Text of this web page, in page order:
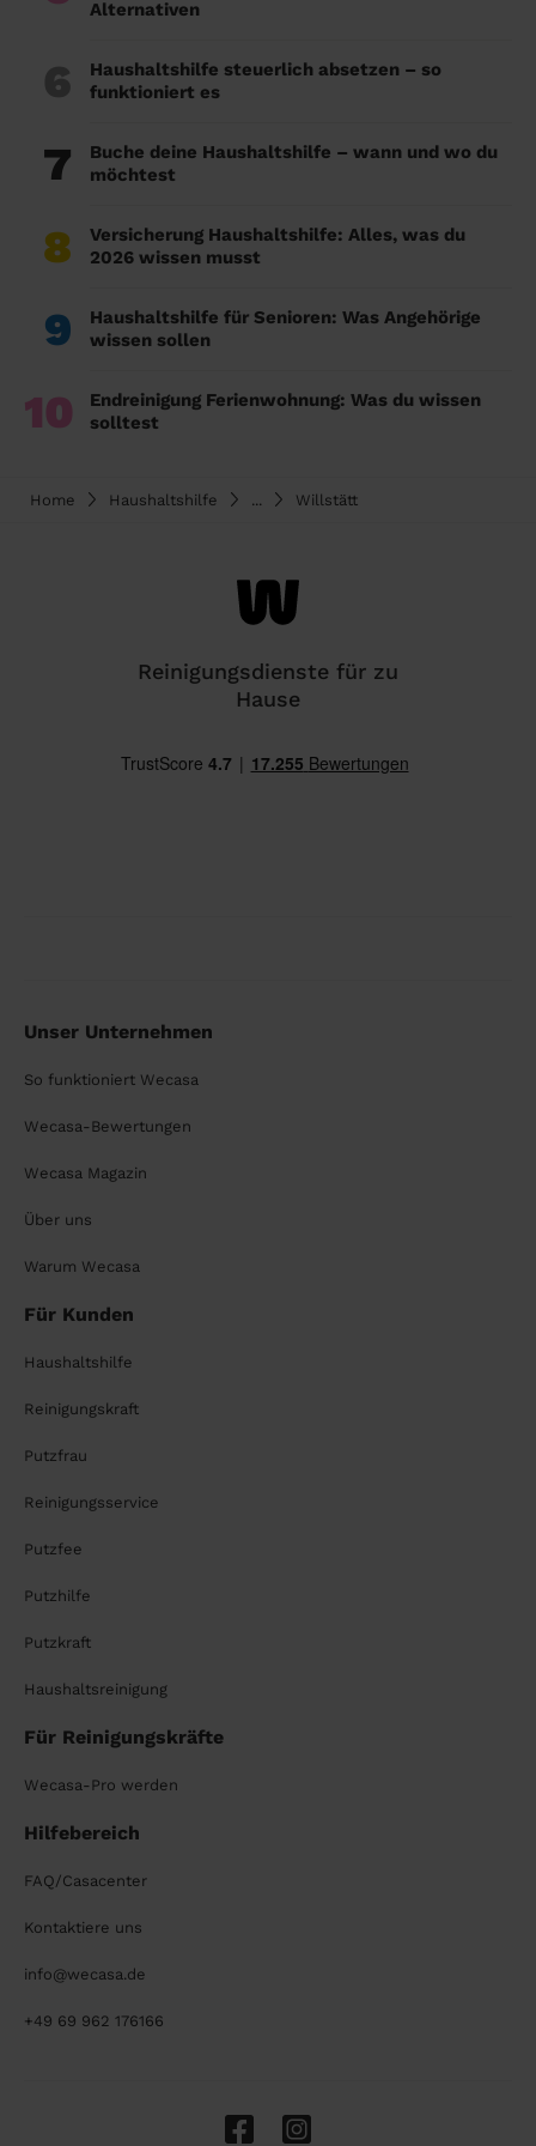
Alternativen
6
Haushaltshilfe steuerlich absetzen – so
funktioniert es
7
Buche deine Haushaltshilfe – wann und wo du
möchtest
8
Versicherung Haushaltshilfe: Alles, was du
2026 wissen musst
9
Haushaltshilfe für Senioren: Was Angehörige
wissen sollen
10
Endreinigung Ferienwohnung: Was du wissen
solltest
Home Haushaltshilfe Willstätt
Reinigungsdienste für zu
Hause
Unser Unternehmen
So funktioniert Wecasa
Wecasa-Bewertungen
Wecasa Magazin
Über uns
Warum Wecasa
Für Kunden
Haushaltshilfe
Reinigungskraft
Putzfrau
Reinigungsservice
Putzfee
Putzhilfe
Putzkraft
Haushaltsreinigung
Für Reinigungskräfte
Wecasa-Pro werden
Hilfebereich
FAQ/Casacenter
Kontaktiere uns
info@wecasa.de
+49 69 962 176166